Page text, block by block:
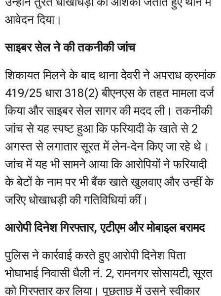
आवेदन दिया।
साइबर सेल ने की तकनीकी जांच
शिकायत मिलने के बाद थाना देवरी ने अपराध क्रमांक
419/25 धारा 318(2) बीएनएस के तहत मामला दर्ज
किया और साइबर सेल सागर की मदद ली। तकनीकी
जांच से यह स्पष्ट हुआ कि फरियादी के खाते से 2
अगस्त से लगातार सूरत में लेन-देन किए जा रहे थे।
जांच में यह भी सामने आया कि आरोपियों ने फरियादी
के बेटों के नाम पर भी बैंक खाते खुलवाए और उन्हीं के
जरिए धोखाधड़ी की गतिविधियां कीं।
आरोपी दिनेश गिरफ्तार, एटीएम और मोबाइल बरामद
पुलिस ने कार्रवाई करते हुए आरोपी दिनेश पिता
भोघाभाई निवासी धैली नं. 2, रामनगर सोसायटी, सूरत
को गिरफ्तार कर लिया। पूछताछ में उसने स्वीकार